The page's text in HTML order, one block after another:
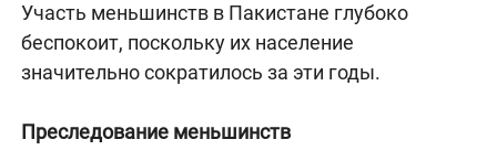
Участь меньшинств в Пакистане глубоко
беспокоит, поскольку их население
значительно сократилось за эти годы.
Преследование меньшинств